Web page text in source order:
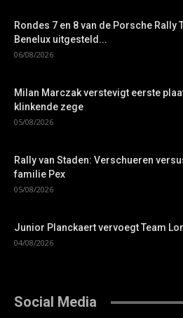
Rondes 7 en 8 van de Porsche Rally
Benelux uitgesteld...
06/08/2026
Milan Marczak verstevigt eerste
klinkende zege
05/08/2026
Rally van Staden: Verschueren
familie Pex
05/08/2026
Junior Planckaert vervoegt Team
04/08/2026
Social Media